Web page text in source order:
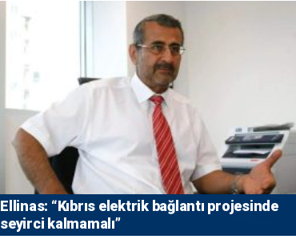
Ellinas: “Kıbrıs elektrik bağlantı projesinde
seyirci kalmamalı”